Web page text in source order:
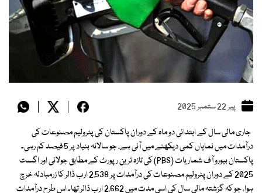
پیر 22 ستمبر 2025
جاری مالی سال کے ابتدائی دو ماہ کے دوران پاکستان کی پٹرولیم مصنوعات کی
درآمدات میں نمایاں کمی دیکھنے میں آئی ہے، جو سالانہ بنیاد پر 5 فیصد کم رہی۔
پاکستان بیورو آف شماریات (PBS) کی تازہ ترین رپورٹ کے مطابق جولائی اور اگست
2025 کے دوران پٹرولیم مصنوعات کی درآمدات پر 2.538 ارب ڈالر کا زرمبادلہ خرچ
ہوا، جو کہ گزشتہ مالی سال کی اسی مدت میں 2.662 ارب ڈالر تھا۔ اس طرح درآمدات